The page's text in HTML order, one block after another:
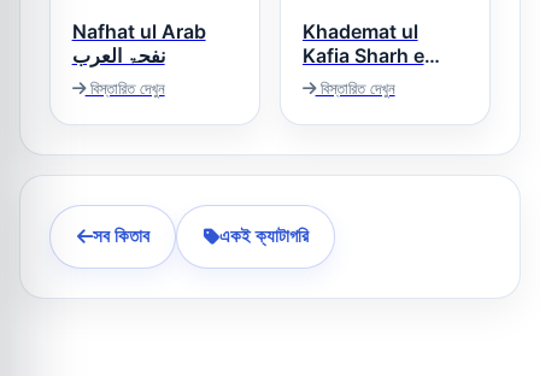
Nafhat ul Arab
نفحۃ العرب
বিস্তারিত দেখুন
Khademat ul
Kafia Sharh e
Kafia خادمۃ الکافیہবিস্তারিত দেখুন
সব কিতাব একই ক্যাটাগরি